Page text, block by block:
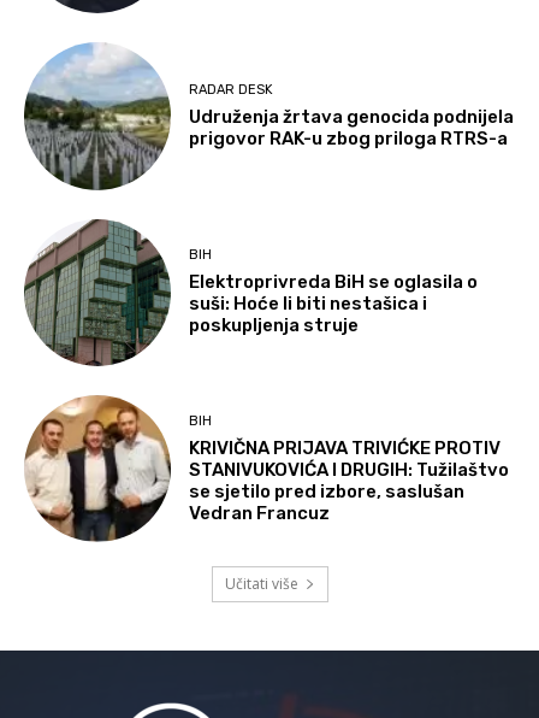
RADAR DESK
Udruženja žrtava genocida podnijela
prigovor RAK-u zbog priloga RTRS-a
BIH
Elektroprivreda BiH se oglasila o
suši: Hoće li biti nestašica i
poskupljenja struje
BIH
KRIVIČNA PRIJAVA TRIVIĆKE PROTIV
STANIVUKOVIĆA I DRUGIH: Tužilaštvo
se sjetilo pred izbore, saslušan
Vedran Francuz
Učitati više